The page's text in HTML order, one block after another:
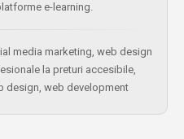
e-learning.
media marketing, web design
la preturi accesibile,
design, web development